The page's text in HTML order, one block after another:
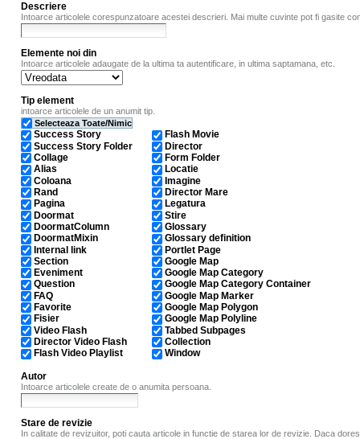
Descriere
Intoarce articolele corespunzatoare acestei descrieri. Mai multe cuvinte pot fi gasite
Elemente noi din
Intoarce articolele adaugate de la ultima ta autentificare, in ultima saptamana, etc.
Tip element
intoarce articolele de un anumit tip.
Selecteaza Toate/Nimic
Success Story
Success Story Folder
Collage
Alias
Coloana
Rand
Pagina
Doormat
DoormatColumn
DoormatMixin
Internal link
Section
Eveniment
Question
FAQ
Favorite
Fisier
Video Flash
Director Video Flash
Flash Video Playlist
Flash Movie
Director
Form Folder
Locatie
Imagine
Director Mare
Legatura
Stire
Glossary
Glossary definition
Portlet Page
Google Map
Google Map Category
Google Map Category Container
Google Map Marker
Google Map Polygon
Google Map Polyline
Tabbed Subpages
Collection
Window
Autor
Intoarce articolele create de o anumita persoana.
Stare de revizie
In calitate de revizuitor, poti cauta articole in functie de starea lor de revizie. Daca